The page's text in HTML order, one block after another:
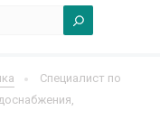
Специалист по